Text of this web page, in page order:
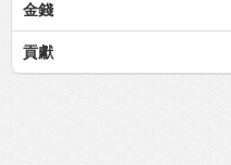
金錢
貢獻